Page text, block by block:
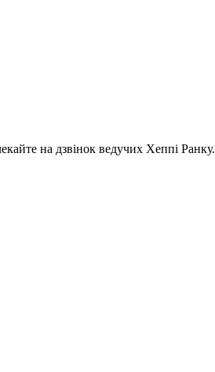
на дзвінок ведучих Хеппі Ранку.